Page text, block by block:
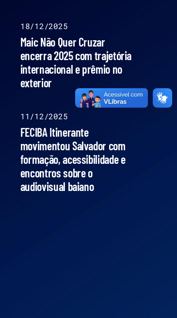
18/12/2025
Maic Não Quer Cruzar
encerra 2025 com trajetória
internacional e prêmio no
exterior
11/12/2025
FECIBA Itinerante
movimentou Salvador com
formação, acessibilidade e
encontros sobre o
audiovisual baiano